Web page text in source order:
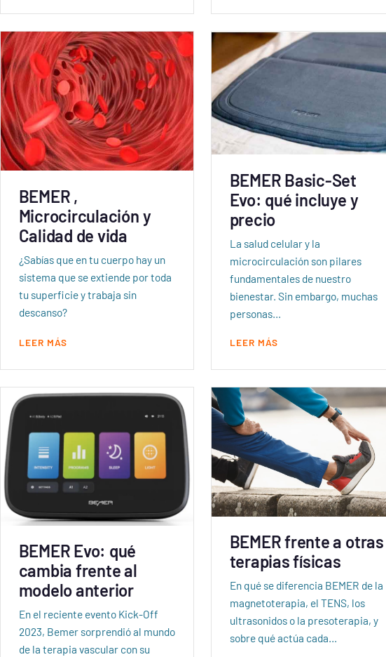
BEMER ,
Microcirculación y
Calidad de vida
¿Sabías que en tu cuerpo hay un
sistema que se extiende por toda
tu superficie y trabaja sin
descanso?
LEER MÁS
BEMER Basic-Set
Evo: qué incluye y
precio
La salud celular y la
microcirculación son pilares
fundamentales de nuestro
bienestar. Sin embargo, muchas
personas…
LEER MÁS
BEMER Evo: qué
cambia frente al
modelo anterior
En el reciente evento Kick-Off
2023, Bemer sorprendió al mundo
de la terapia vascular con su
BEMER frente a otras
terapias físicas
En qué se diferencia BEMER de la
magnetoterapia, el TENS, los
ultrasonidos o la presoterapia, y
sobre qué actúa cada…